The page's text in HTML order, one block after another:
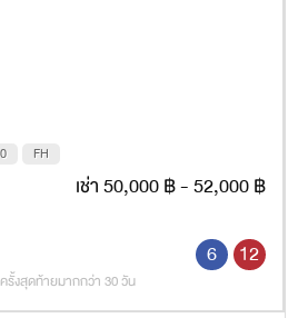
FH
เช่า 50,000 ฿ - 52,000 ฿
6 12
รั้งสุดท้ายมากกว่า 30 วัน